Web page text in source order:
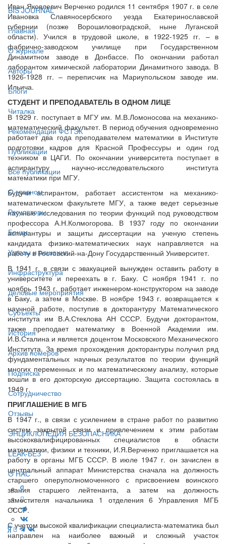
BIS JOURNAL
Главная
О журнале
Авторы
Блоги
Читалка
Рекомендации ФСТЭК
Публикации
Все публикации
О главном
Регуляторы
Банки
Угрозы и решения
Инфраструктура
Деловые мероприятия
Субъекты
История
Архив номеров
Подписка
Сотрудничество
Отзывы
ЭНЦИКЛОПЕДИЯ БЕЗОПАСНИКА
LEAK-БЕЗ
О НАС
Иван Яковлевич Верченко родился 11 сентября 1907 г. в селе
Ивановка Славяносербского уезда Екатеринославской
губернии (позже Ворошиловоградской, ныне Луганской
области). Учился в трудовой школе, в 1922-1925 гг. – в
фабрично-заводском училище при Государственном
Динамитном заводе в Донбассе. По окончании работал
лаборантом химической лаборатории Динамитного завода. В
1926-1928 гг. – переписчик на Мариупольском заводе им.
Ильича.
СТУДЕНТ И ПРЕПОДАВАТЕЛЬ В ОДНОМ ЛИЦЕ
В 1929 г. поступает в МГУ им. М.В.Ломоносова на механико-
математический факультет. В период обучения одновременно
работает два года преподавателем математики в Институте
подготовки кадров для Красной Профессуры и один год
техником в ЦАГИ. По окончании университета поступает в
аспирантуру научно-исследовательского института
математики при МГУ.
Будучи аспирантом, работает ассистентом на механико-
математическом факультете МГУ, а также ведет серьезные
научные исследования по теории функций под руководством
профессора А.Н.Колмогорова. В 1937 году по окончании
аспирантуры и защиты диссертации на ученую степень
кандидата физико-математических наук направляется на
работу в Ростовский-на-Дону Государственный Университет.
В 1941 г. в связи с эвакуацией вынужден оставить работу в
университете и переехать в г. Баку. С ноября 1941 г. по
ноябрь 1943 г. работает инженером-конструктором на заводе
в Баку, а затем в Москве. В ноябре 1943 г. возвращается к
научной работе, поступив в докторантуру Математического
института им В.А.Стеклова АН СССР. Будучи докторантом,
также преподает математику в Военной Академии им.
И.В.Сталина и является доцентом Московского Механического
Института. За время прохождения докторантуры получил ряд
фундаментальных научных результатов по теории функций
многих переменных и по математическому анализу, которые
вошли в его докторскую диссертацию. Защита состоялась в
1949 г.
ПРИГЛАШЕНИЕ В МГБ
В 1947 г., в связи с усилением в стране работ по развитию
систем закрытой связи и привлечением к этим работам
высококвалифицированных специалистов в области
математики, физики и техники, И.Я.Верченко приглашается на
работу в органы МГБ СССР. В июле 1947 г. он зачислен в
центральный аппарат Министерства сначала на должность
старшего оперуполномоченного с присвоением воинского
звания старшего лейтенанта, а затем на должность
заместителя начальника 1 отделения 6 Управления МГБ
СССР.
С учетом высокой квалификации специалиста-математика был
направлен на наиболее важный и сложный участок